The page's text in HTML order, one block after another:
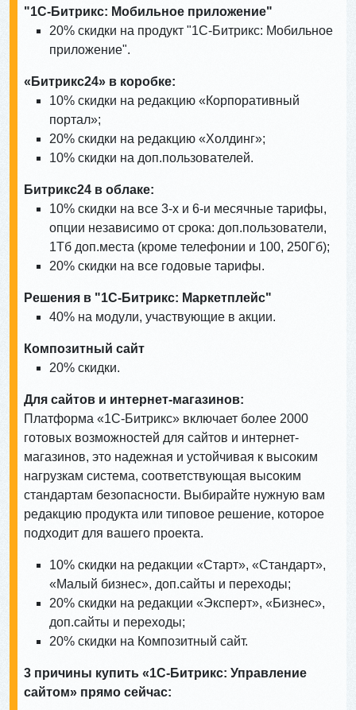
"1С-Битрикс: Мобильное приложение"
20% скидки на продукт "1С-Битрикс: Мобильное
приложение".
«Битрикс24» в коробке:
10% скидки на редакцию «Корпоративный
портал»;
20% скидки на редакцию «Холдинг»;
10% скидки на доп.пользователей.
Битрикс24 в облаке:
10% скидки на все 3-х и 6-и месячные тарифы,
опции независимо от срока: доп.пользователи,
1Тб доп.места (кроме телефонии и 100, 250Гб);
20% скидки на все годовые тарифы.
Решения в "1С-Битрикс: Маркетплейс"
40% на модули, участвующие в акции.
Композитный сайт
20% скидки.
Для сайтов и интернет-магазинов:
Платформа «1С-Битрикс» включает более 2000
готовых возможностей для сайтов и интернет-
магазинов, это надежная и устойчивая к высоким
нагрузкам система, соответствующая высоким
стандартам безопасности. Выбирайте нужную вам
редакцию продукта или типовое решение, которое
подходит для вашего проекта.
10% скидки на редакции «Старт», «Стандарт»,
«Малый бизнес», доп.сайты и переходы;
20% скидки на редакции «Эксперт», «Бизнес»,
доп.сайты и переходы;
20% скидки на Композитный сайт.
3 причины купить «1С-Битрикс: Управление
сайтом» прямо сейчас: